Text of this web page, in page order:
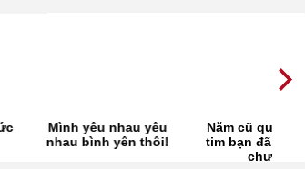
yêu nhau yêu
bình yên thôi!
Năm cũ qua rồi, trái
tim bạn đã bình yên